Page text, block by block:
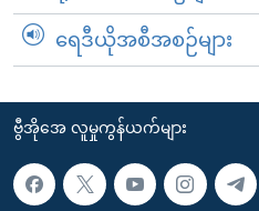
ရေဒီယိုအစီအစဉ်များ
ဗွီအိုအေ လူမှုကွန်ယက်များ